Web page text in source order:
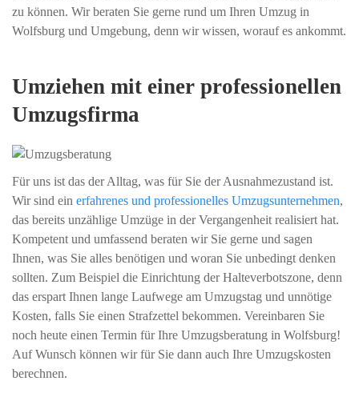
zu können. Wir beraten Sie gerne rund um Ihren Umzug in
Wolfsburg und Umgebung, denn wir wissen, worauf es ankommt.
Umziehen mit einer professionellen
Umzugsfirma
Für uns ist das der Alltag, was für Sie der Ausnahmezustand ist.
Wir sind ein erfahrenes und professionelles Umzugsunternehmen,
das bereits unzählige Umzüge in der Vergangenheit realisiert hat.
Kompetent und umfassend beraten wir Sie gerne und sagen
Ihnen, was Sie alles benötigen und woran Sie unbedingt denken
sollten. Zum Beispiel die Einrichtung der Halteverbotszone, denn
das erspart Ihnen lange Laufwege am Umzugstag und unnötige
Kosten, falls Sie einen Strafzettel bekommen. Vereinbaren Sie
noch heute einen Termin für Ihre Umzugsberatung in Wolfsburg!
Auf Wunsch können wir für Sie dann auch Ihre Umzugskosten
berechnen.